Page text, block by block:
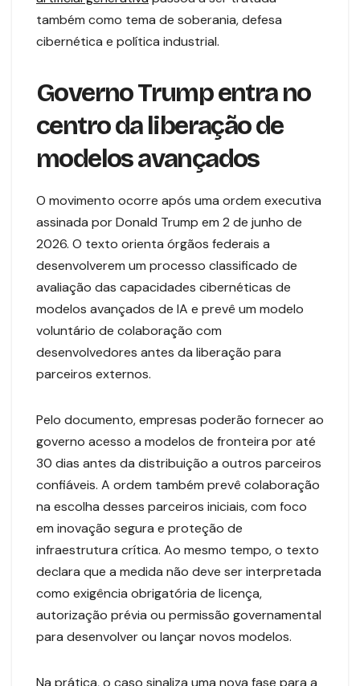
também como tema de soberania, defesa
cibernética e política industrial.
Governo Trump entra no
centro da liberação de
modelos avançados
O movimento ocorre após uma ordem executiva
assinada por Donald Trump em 2 de junho de
2026. O texto orienta órgãos federais a
desenvolverem um processo classificado de
avaliação das capacidades cibernéticas de
modelos avançados de IA e prevê um modelo
voluntário de colaboração com
desenvolvedores antes da liberação para
parceiros externos.
Pelo documento, empresas poderão fornecer ao
governo acesso a modelos de fronteira por até
30 dias antes da distribuição a outros parceiros
confiáveis. A ordem também prevê colaboração
na escolha desses parceiros iniciais, com foco
em inovação segura e proteção de
infraestrutura crítica. Ao mesmo tempo, o texto
declara que a medida não deve ser interpretada
como exigência obrigatória de licença,
autorização prévia ou permissão governamental
para desenvolver ou lançar novos modelos.
Na prática, o caso sinaliza uma nova fase para a